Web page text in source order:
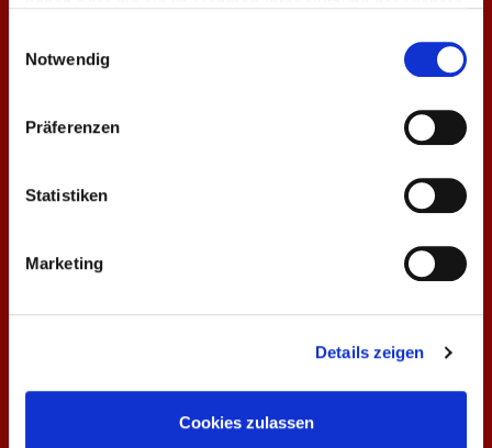
Notwendig
Präferenzen
Statistiken
Marketing
Details zeigen
Cookies zulassen
Holzhäuser
Kontakt